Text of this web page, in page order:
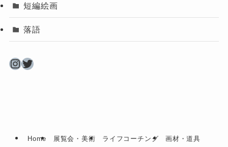
短編絵画
落語
Instagram
Twitter
Home 展覧会・美術 ライフコーチング 画材・道具